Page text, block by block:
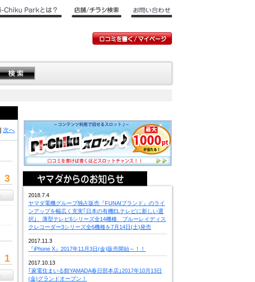
次へ
3
1
2018.7.4
ヤマダ電機グループ独占販売『FUNAIブランド』のライ
ンアップを幅広く充実｢日本の有機ELテレビに新しい選
択｣、薄型テレビ6シリーズ全14機種、ブルーレイディス
クレコーダー3シリーズ全6機種を7月14日(土)発売
2017.11.3
『iPhone X』2017年11月3日(金)販売開始～！！
2017.10.13
｢家電住まいる館YAMADA春日部本店｣2017年10月13日
(金)グランドオープン！